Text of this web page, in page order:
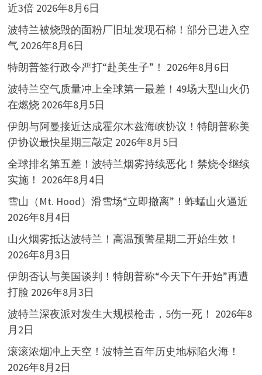
近3倍 2026年8月6日
波特兰被烧毁的面粉厂旧址发现石棉！部分已进入空
气 2026年8月6日
特朗普签行政令严打“赴美生子”！ 2026年8月6日
波特兰空气质量冲上全球第一最差！49场大型山火仍
在燃烧 2026年8月5日
伊朗与阿曼接近达成霍尔木兹海峡协议！特朗普称美
伊协议最快星期三敲定 2026年8月5日
全球排名第五差！波特兰烟雾持续恶化！禁烧令继续
实施！ 2026年8月4日
雪山（Mt. Hood）滑雪场“立即撤离”！蚱蜢山火逼近
2026年8月4日
山火烟雾抵达波特兰！高温预警星期二开始生效！
2026年8月3日
伊朗否认与美国谈判！特朗普称“今天下午开始”再遭
打脸 2026年8月3日
波特兰深夜派对发生大规模枪击，5伤一死！ 2026年8
月2日
滚滚浓烟冲上天空！波特兰百年历史地标陷火海！
2026年8月2日